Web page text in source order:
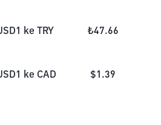
ke TRY ₺47.66
ke CAD $1.39